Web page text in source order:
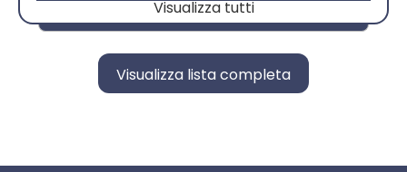
Visualizza tutti
Visualizza lista completa